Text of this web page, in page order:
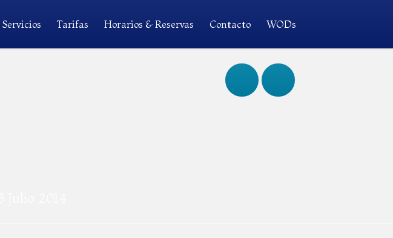
Servicios Tarifas Horarios & Reservas Contacto WODs